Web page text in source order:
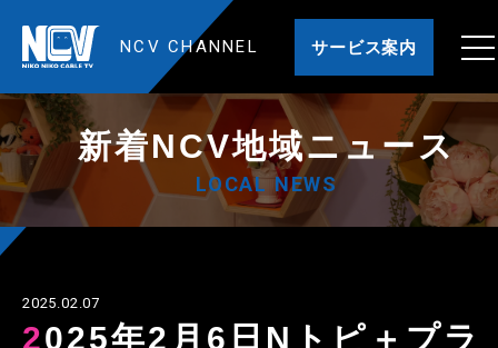
NCV CHANNEL サービス案内
新着NCV地域ニュース
LOCAL NEWS
2025.02.07
2025年2月6日Nトピ＋プラ